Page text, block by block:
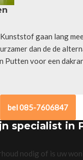
gaan lang
dan de de
Putten voor een
bel 085-7606847
specialist in
nodig of is uw